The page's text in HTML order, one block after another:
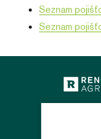
Seznam
Seznam